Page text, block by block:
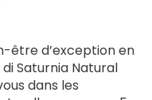
être d’exception en
Saturnia Natural
dans les